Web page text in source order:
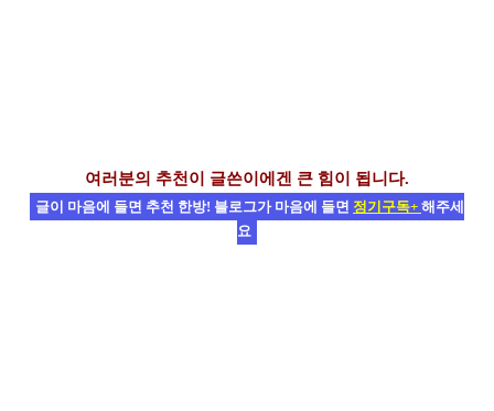
여러분의 추천이 글쓴이에겐 큰 힘이 됩니다.
글이 마음에 들면 추천 한방! 블로그가 마음에 들면 정기구독+ 해주세
요